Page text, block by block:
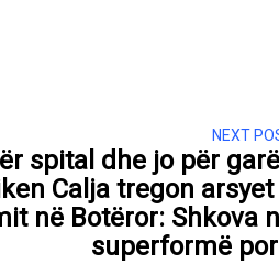
NEXT
spital dhe jo për
Calja tregon arsyet
në Botëror: Shkova
superformë